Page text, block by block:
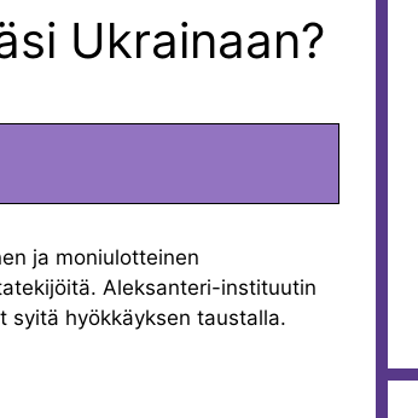
Ukrainaan?
ja moniulotteinen
Aleksanteri-instituutin
syitä hyökkäyksen taustalla.